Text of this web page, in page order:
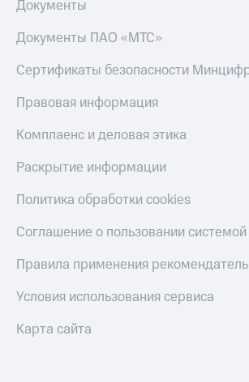
Документы
Документы ПАО «МТС»
Сертификаты безопасности
Правовая информация
Комплаенс и деловая этика
Раскрытие информации
Политика обработки cookies
Соглашение о пользовании системой
Правила применения
Условия использования сервиса
Карта сайта